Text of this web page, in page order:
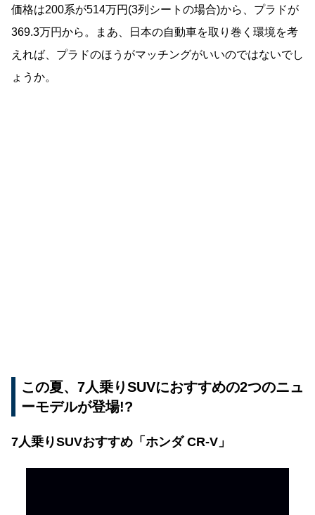
価格は200系が514万円(3列シートの場合)から、プラドが
369.3万円から。まあ、日本の自動車を取り巻く環境を考
えれば、プラドのほうがマッチングがいいのではないでし
ょうか。
この夏、7人乗りSUVにおすすめの2つのニュ
ーモデルが登場!?
7人乗りSUVおすすめ「ホンダ CR-V」